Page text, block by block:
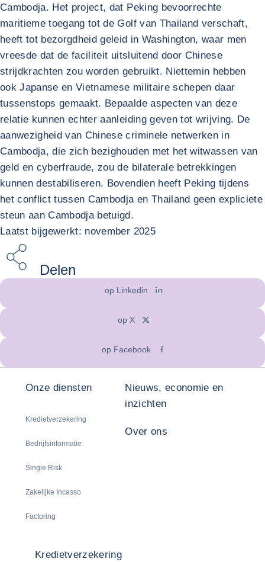
Cambodja. Het project, dat Peking bevoorrechte
maritieme toegang tot de Golf van Thailand verschaft,
heeft tot bezorgdheid geleid in Washington, waar men
vreesde dat de faciliteit uitsluitend door Chinese
strijdkrachten zou worden gebruikt. Niettemin hebben
ook Japanse en Vietnamese militaire schepen daar
tussenstops gemaakt. Bepaalde aspecten van deze
relatie kunnen echter aanleiding geven tot wrijving. De
aanwezigheid van Chinese criminele netwerken in
Cambodja, die zich bezighouden met het witwassen van
geld en cyberfraude, zou de bilaterale betrekkingen
kunnen destabiliseren. Bovendien heeft Peking tijdens
het conflict tussen Cambodja en Thailand geen expliciete
steun aan Cambodja betuigd.
Laatst bijgewerkt: november 2025
Delen
op Linkedin
op X
op Facebook
Onze diensten
Kredietverzekering
Bedrijfsinformatie
Single Risk
Zakelijke Incasso
Factoring
Nieuws, economie en
inzichten
Over ons
Kredietverzekering